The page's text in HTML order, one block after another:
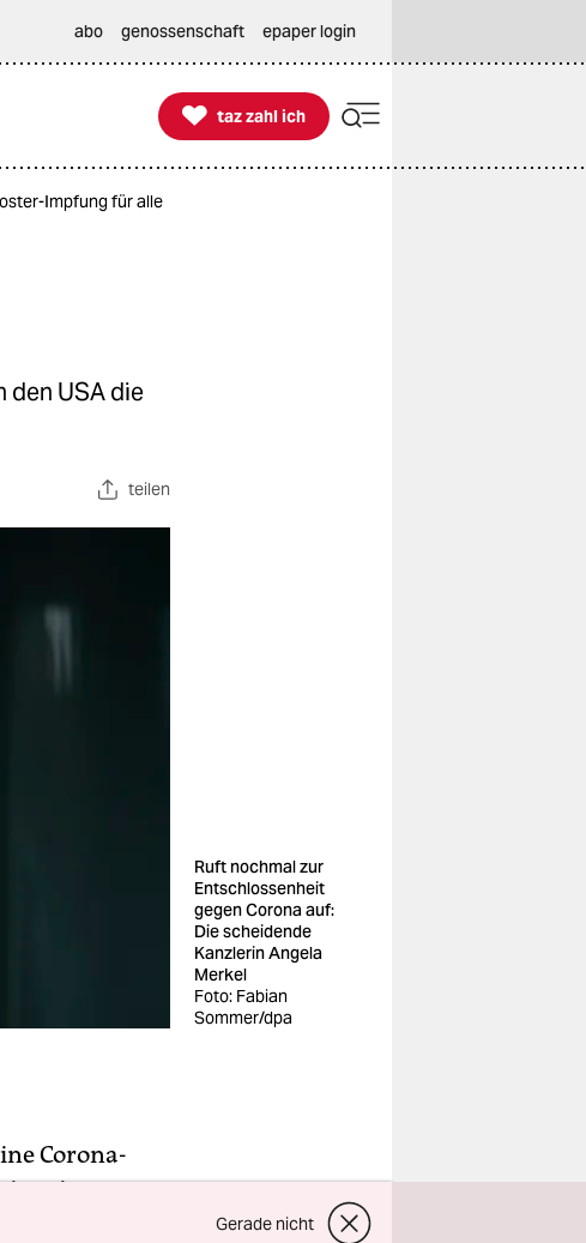
abo genossenschaft epaper login

taz zahl ich
taz zahl ich
Impfung für alle
USA die
teilen
Ruft nochmal zur
Entschlossenheit
gegen Corona auf:
Die scheidende
Kanzlerin Angela
Merkel
Foto: Fabian
Sommer/dpa
Corona-
am
dabei auf
Gerade nicht